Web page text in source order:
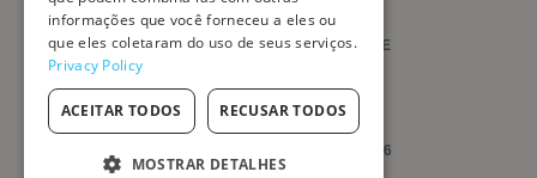
POLÍTICA DE PRIVACIDADE
GERIR OS MEUS COOKIES
@PRIVATEFLOOR.COM 2026
PORTUGUESE
informações que você forneceu a eles ou
que eles coletaram do uso de seus serviços.
Privacy Policy
ACEITAR TODOS RECUSAR TODOS
MOSTRAR DETALHES